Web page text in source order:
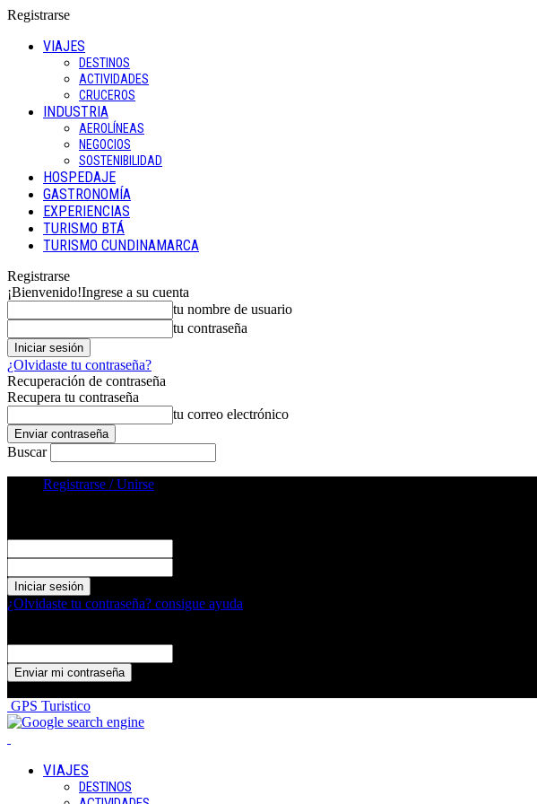
Registrarse
VIAJES
DESTINOS
ACTIVIDADES
CRUCEROS
INDUSTRIA
AEROLÍNEAS
NEGOCIOS
SOSTENIBILIDAD
HOSPEDAJE
GASTRONOMÍA
EXPERIENCIAS
TURISMO BTÁ
TURISMO CUNDINAMARCA
Registrarse
¡Bienvenido!Ingrese a su cuenta
tu nombre de usuario
tu contraseña
¿Olvidaste tu contraseña?
Recuperación de contraseña
Recupera tu contraseña
tu correo electrónico
Buscar
Registrarse / Unirse
¿Olvidaste tu contraseña? consigue ayuda
GPS Turistico
VIAJES
DESTINOS